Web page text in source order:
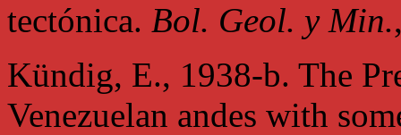
tectónica. Bol. Geol. y Min.
Kündig, E., 1938-b. The
Venezuelan andes with